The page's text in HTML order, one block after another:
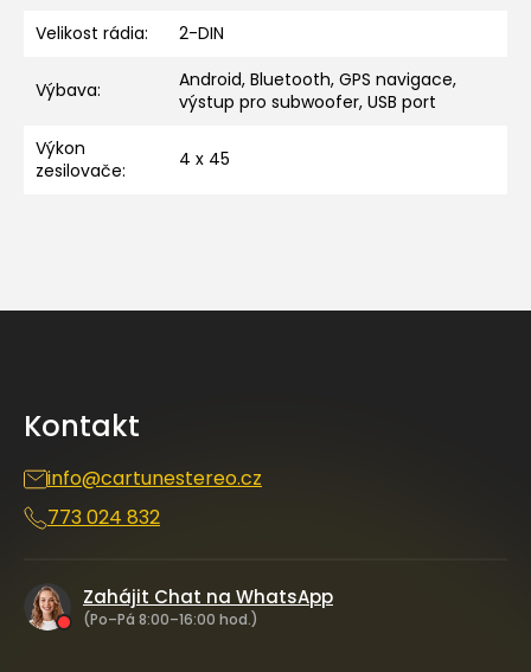
Velikost rádia: 2-DIN
Výbava:
Android, Bluetooth, GPS navigace,
výstup pro subwoofer, USB port
Výkon
zesilovače: 4 x 45
Kontakt
info@cartunestereo.cz
773 024 832
Zahájit Chat na WhatsApp
(Po–Pá 8:00–16:00 hod.)